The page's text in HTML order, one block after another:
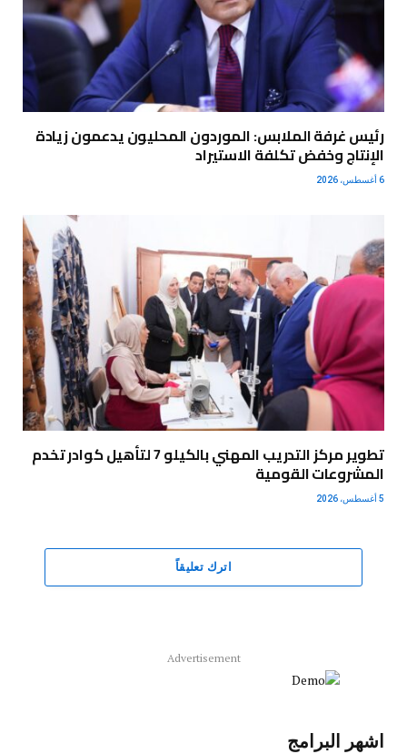
رئيس غرفة الملابس: الموردون المحليون يدعمون زيادة
الإنتاج وخفض تكلفة الاستيراد
6 أغسطس، 2026
تطوير مركز التدريب المهني بالكيلو 7 لتأهيل كوادر تخدم
المشروعات القومية
5 أغسطس، 2026
اترك تعليقاً
Advertisement
اشهر البرامج